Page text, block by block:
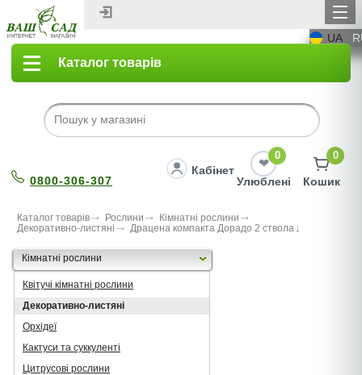
UA
Каталог товарів
0800-306-307
Кабінет
0
Улюблені
0
Кошик
Каталог товарів Рослини
Кімнатні рослини
Декоративно-листяні
Драцена компакта Дорадо 2 ствола
Кімнатні рослини
Квітучі кімнатні рослини
Декоративно-листяні
Орхідеї
Кактуси та суккуленті
Цитрусові рослини